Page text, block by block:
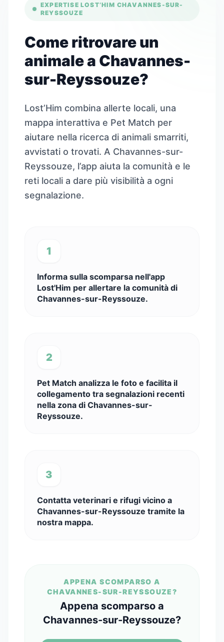
EXPERTISE LOST’HIM CHAVANNES-SUR-
REYSSOUZE
Come ritrovare un
animale a Chavannes-
sur-Reyssouze?
Lost’Him combina allerte locali, una
mappa interattiva e Pet Match per
aiutare nella ricerca di animali smarriti,
avvistati o trovati. A Chavannes-sur-
Reyssouze, l’app aiuta la comunità e le
reti locali a dare più visibilità a ogni
segnalazione.
1
Informa sulla scomparsa nell'app
Lost'Him per allertare la comunità di
Chavannes-sur-Reyssouze.
2
Pet Match analizza le foto e facilita il
collegamento tra segnalazioni recenti
nella zona di Chavannes-sur-
Reyssouze.
3
Contatta veterinari e rifugi vicino a
Chavannes-sur-Reyssouze tramite la
nostra mappa.
APPENA SCOMPARSO A
CHAVANNES-SUR-REYSSOUZE?
Appena scomparso a
Chavannes-sur-Reyssouze?